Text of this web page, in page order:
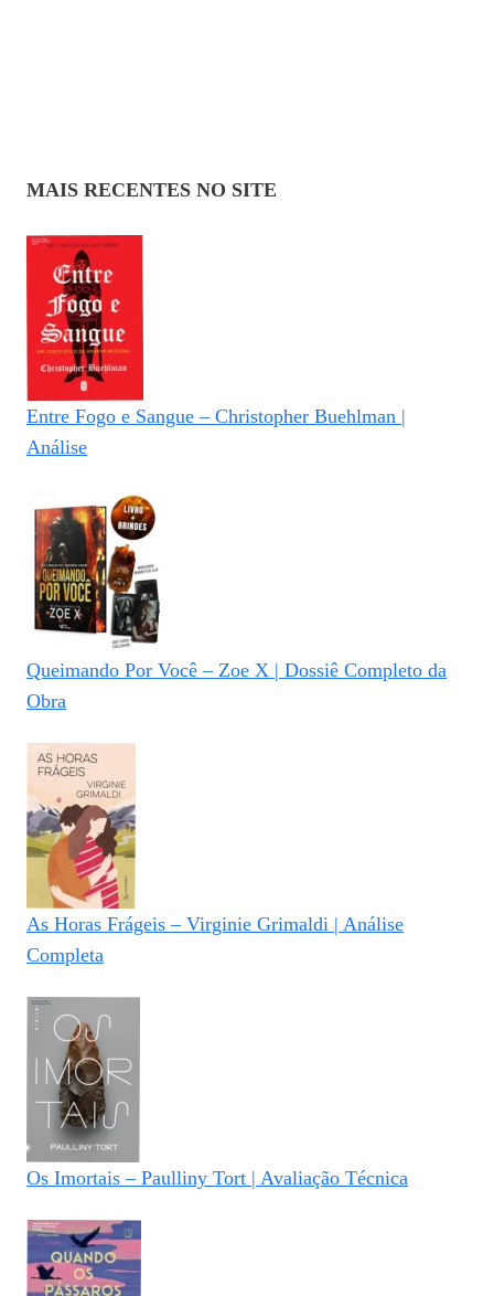
MAIS RECENTES NO SITE
Entre Fogo e Sangue – Christopher Buehlman |
Análise
Queimando Por Você – Zoe X | Dossiê Completo da
Obra
As Horas Frágeis – Virginie Grimaldi | Análise
Completa
Os Imortais – Paulliny Tort | Avaliação Técnica